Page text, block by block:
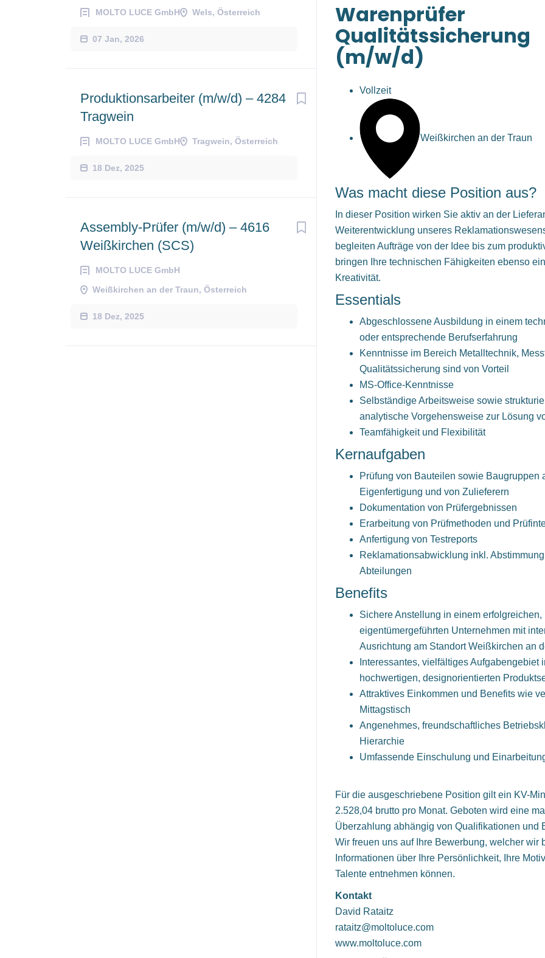
MOLTO LUCE GmbH Wels, Österreich
07 Jan, 2026
Produktionsarbeiter (m/w/d) – 4284
Tragwein
MOLTO LUCE GmbH Tragwein, Österreich
18 Dez, 2025
Assembly-Prüfer (m/w/d) – 4616
Weißkirchen (SCS)
MOLTO LUCE GmbH
Weißkirchen an der Traun, Österreich
18 Dez, 2025
Warenprüfer
Qualitätssicherung
(m/w/d)
Vollzeit
Weißkirchen an der Traun
Was macht diese Position aus?
In dieser Position wirken Sie aktiv an der
Weiterentwicklung unseres
begleiten Aufträge von der Idee bis zum
bringen Ihre technischen Fähigkeiten ebenso
Kreativität.
Essentials
Abgeschlossene Ausbildung in einem
oder entsprechende Berufserfahrung
Kenntnisse im Bereich Metalltechnik,
Qualitätssicherung sind von Vorteil
MS-Office-Kenntnisse
Selbständige Arbeitsweise sowie
analytische Vorgehensweise zur Lösung
Teamfähigkeit und Flexibilität
Kernaufgaben
Prüfung von Bauteilen sowie Baugruppen
Eigenfertigung und von Zulieferern
Dokumentation von Prüfergebnissen
Erarbeitung von Prüfmethoden und
Anfertigung von Testreports
Reklamationsabwicklung inkl.
Abteilungen
Benefits
Sichere Anstellung in einem erfolgreichen,
eigentümergeführten Unternehmen mit
Ausrichtung am Standort Weißkirchen an
Interessantes, vielfältiges Aufgabengebiet
hochwertigen, designorientierten
Attraktives Einkommen und Benefits wie
Mittagstisch
Angenehmes, freundschaftliches
Hierarchie
Umfassende Einschulung und
Für die ausgeschriebene Position gilt ein KV-
2.528,04 brutto pro Monat. Geboten wird eine
Überzahlung abhängig von Qualifikationen und
Wir freuen uns auf Ihre Bewerbung, welcher wir
Informationen über Ihre Persönlichkeit, Ihre
Talente entnehmen können.
Kontakt
David Rataitz
rataitz@moltoluce.com
www.moltoluce.com